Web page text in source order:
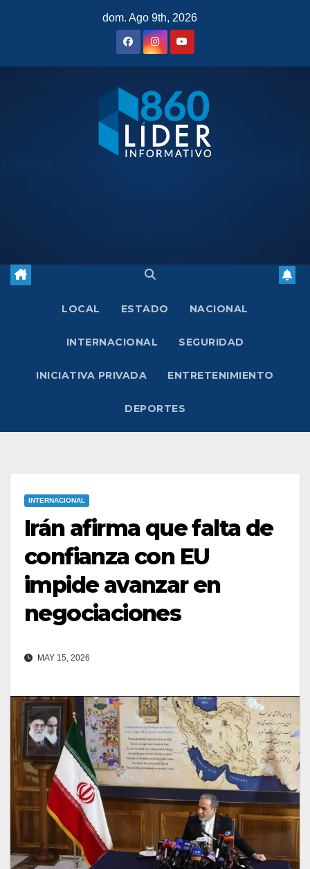
dom. Ago 9th, 2026
LOCAL ESTADO NACIONAL
INTERNACIONAL SEGURIDAD
INICIATIVA PRIVADA ENTRETENIMIENTO
DEPORTES
INTERNACIONAL
Irán afirma que falta de
confianza con EU
impide avanzar en
negociaciones
MAY 15, 2026